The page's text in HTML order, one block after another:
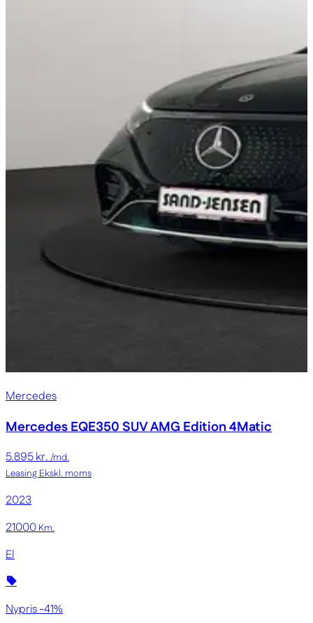
Mercedes
Mercedes EQE350 SUVAMG Edition 4Matic
5.895 kr./md.
LeasingEkskl. moms
2023
21000Km.
El
Nypris -41%